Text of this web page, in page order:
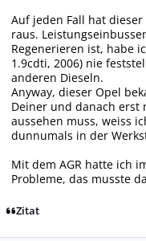
Auf jeden Fall hat
raus.
Regenerieren ist, habe
1.9cdti, 2006) nie
anderen Dieseln.
Anyway, dieser Opel
Deiner und danach erst
aussehen muss, weiss
dunnumals in der
Mit dem AGR hatte ich
Probleme, das musste
Zitat